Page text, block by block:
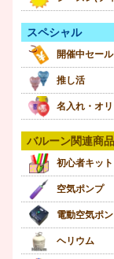
スペシャル
開催中セー
推し活
名入れ・オ
バルーン関連商品
初心者キット
空気ポンプ
電動空気ポ
ヘリウム